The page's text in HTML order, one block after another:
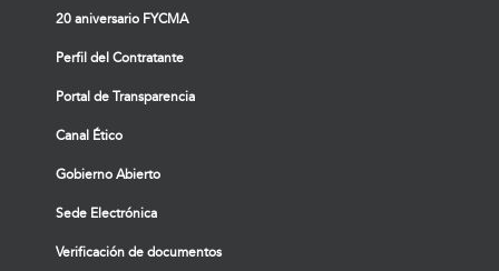
20 aniversario FYCMA
Perfil del Contratante
Portal de Transparencia
Canal Ético
Gobierno Abierto
Sede Electrónica
Verificación de documentos